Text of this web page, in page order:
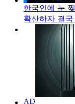
한국인에 눈
확산하자 결